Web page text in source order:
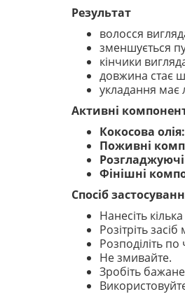
Результат
волосся
зменшується
кінчики
довжина стає
укладання має
Активні
Кокосова олія:
Поживні
Фінішні
Спосіб
Нанесіть
Розітріть
Розподіліть
Не змивайте.
Зробіть